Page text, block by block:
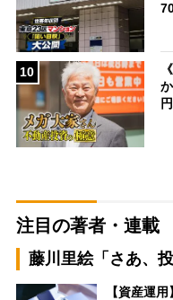
10
注目の著者・連載
藤川里絵「さあ、
【資産運